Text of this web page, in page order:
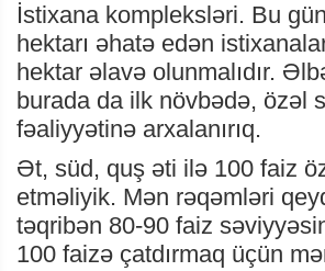
İstixana kompleksləri. Bu
hektarı əhatə edən
hektar əlavə olunmalıdır.
burada da ilk növbədə, özəl
fəaliyyətinə arxalanırıq.
Ət, süd, quş əti ilə 100 faiz
etməliyik. Mən rəqəmləri
təqribən 80-90 faiz
100 faizə çatdırmaq üçün